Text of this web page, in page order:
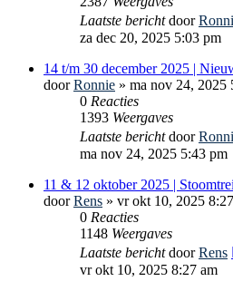
Laatste berichtdoor
za dec 20, 2025 5:03 pm
14 t/m 30 december 2025 |
doorRonnie » ma nov 24, 2025
0 Reacties
1393 Weergaves
Laatste berichtdoor
ma nov 24, 2025 5:43 pm
11 & 12 oktober 2025 |
doorRens » vr okt 10, 2025
0 Reacties
1148 Weergaves
Laatste berichtdoorRens
vr okt 10, 2025 8:27 am